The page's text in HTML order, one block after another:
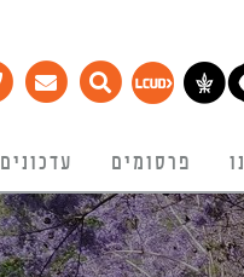
פרסומים עדכונים